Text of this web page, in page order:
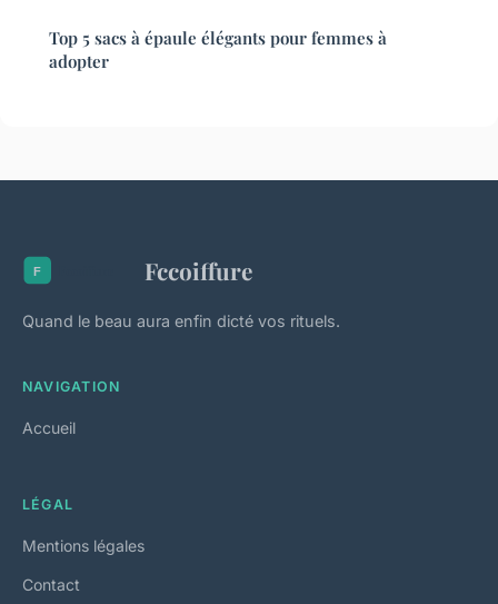
Top 5 sacs à épaule élégants pour femmes à
adopter
Fccoiffure
Quand le beau aura enfin dicté vos rituels.
NAVIGATION
Accueil
LÉGAL
Mentions légales
Contact